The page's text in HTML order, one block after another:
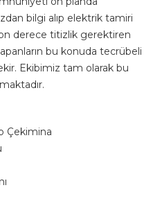
bilgi alıp elektrik tamiri
derece titizlik gerektiren
bu konuda tecrübeli
Ekibimiz tam olarak bu
Çekimina